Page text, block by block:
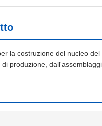
la costruzione del nucleo
produzione,